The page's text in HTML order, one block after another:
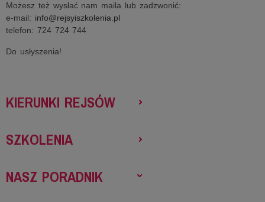
Możesz też wysłać nam maila lub zadzwonić:
e-mail: info@rejsyiszkolenia.pl
telefon: 724 724 744
Do usłyszenia!
KIERUNKI REJSÓW
SZKOLENIA
NASZ PORADNIK